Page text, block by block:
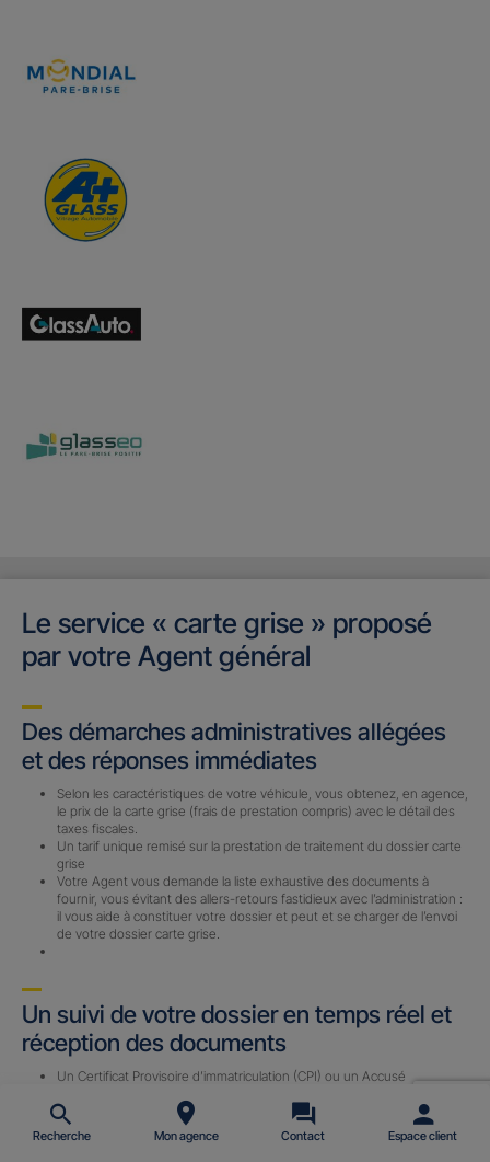
Le service « carte grise » proposé
par votre Agent général
Des démarches administratives allégées
et des réponses immédiates
Selon les caractéristiques de votre véhicule, vous obtenez, en agence,
le prix de la carte grise (frais de prestation compris) avec le détail des
taxes fiscales.
Un tarif unique remisé sur la prestation de traitement du dossier carte
grise
Votre Agent vous demande la liste exhaustive des documents à
fournir, vous évitant des allers-retours fastidieux avec l’administration :
il vous aide à constituer votre dossier et peut et se charger de l’envoi
de votre dossier carte grise.
Un suivi de votre dossier en temps réel et
réception des documents
Un Certificat Provisoire d’immatriculation (CPI) ou un Accusé
envoyé par email (sous 24 h) avec le n° d’immatriculation définitif une
fois le dossier complet reçu par notre prestataire.
Recherche Mon agence Contact Espace client